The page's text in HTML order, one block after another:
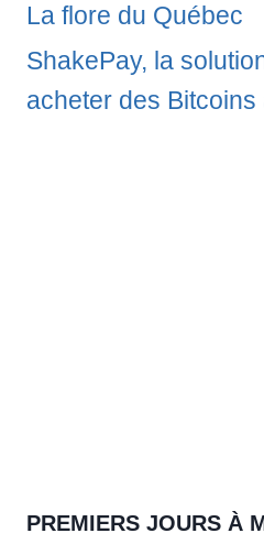
La flore du Québec
ShakePay, la
acheter des
PREMIERS JOURS À